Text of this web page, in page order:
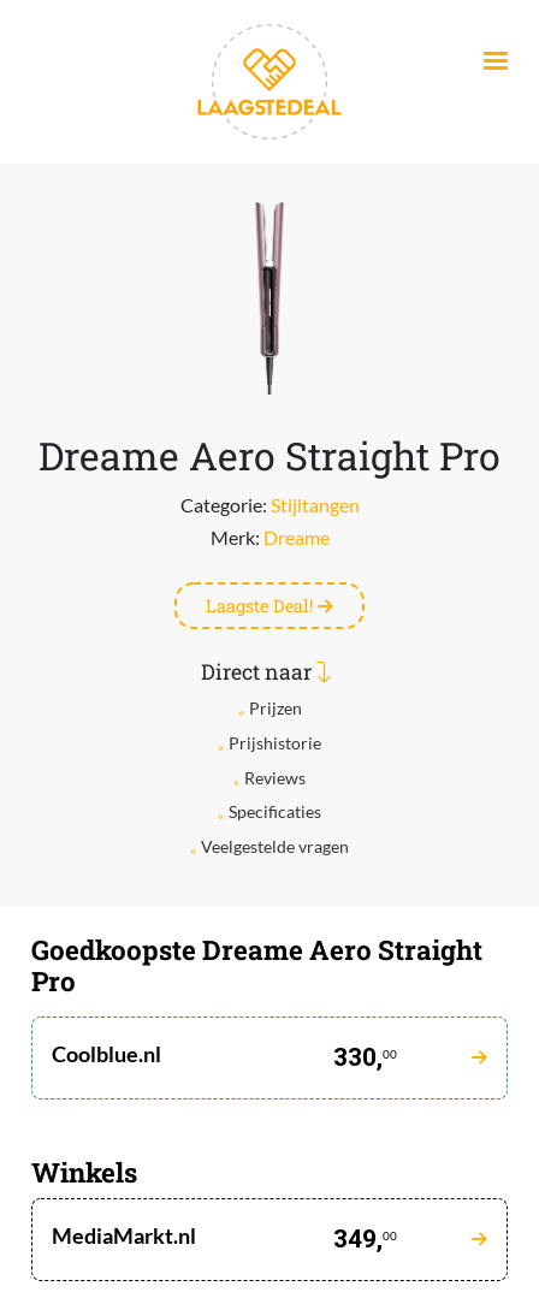
Dreame Aero Straight Pro
Categorie: Stijltangen
Merk: Dreame
Laagste Deal!
Direct naar
Prijzen
Prijshistorie
Reviews
Specificaties
Veelgestelde vragen
Goedkoopste Dreame Aero Straight
Pro
Coolblue.nl 330,00
Winkels
MediaMarkt.nl 349,00